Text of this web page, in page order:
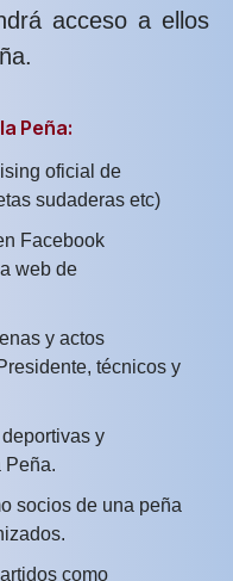
acceso a ellos
Peña:
oficial de
sudaderas etc)
Facebook
web de
y actos
técnicos y
y
Peña.
socios de una peña
como